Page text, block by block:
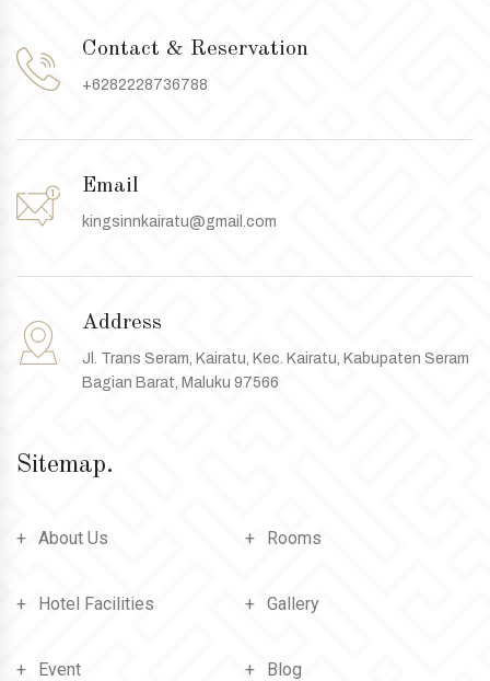
Sitemap.
About Us Rooms
Hotel Facilities Gallery
Event Blog
Contact & Reservation
+6282228736788
Email
kingsinnkairatu@gmail.com
Address
Jl. Trans Seram, Kairatu, Kec. Kairatu, Kabupaten Seram
Bagian Barat, Maluku 97566